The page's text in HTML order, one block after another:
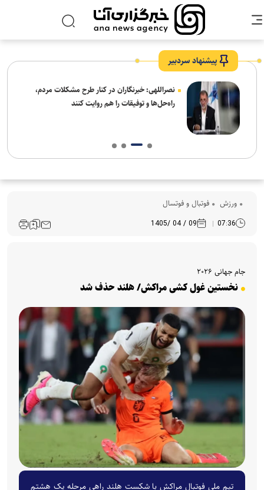
پیشنهاد سردبیر
نصراللهی: خبرنگاران در کنار طرح مشکلات مردم،
راه‌حل‌ها و توفیقات را هم روایت کنند
ورزش فوتبال و فوتسال
07:36
09 / 04 /1405
جام جهانی ۲۰۲۶
نخستین غول کشی مراکش/ هلند حذف شد
تیم ملی فوتبال مراکش با شکست هلند راهی مرحله یک هشتم